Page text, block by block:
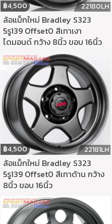
฿4,500 22180LH
ล้อแม็กใหม่ Bradley S323
5รู139 Offset0 สีเทาเงา
ไดมอนด์ กว้าง 8นิ้ว ขอบ 16นิ้ว
฿4,500 22181LH
ล้อแม็กใหม่ Bradley S323
5รู139 Offset0 สีเทาด้าน กว้าง
8นิ้ว ขอบ 16นิ้ว